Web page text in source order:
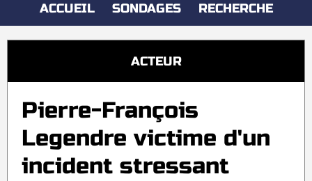
ACCUEIL SONDAGES RECHERCHE
ACTEUR
Pierre-François
Legendre victime d'un
incident stressant